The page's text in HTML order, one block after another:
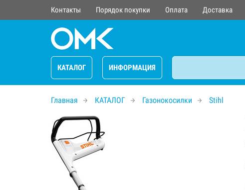
Контакты Порядок покупки Оплата Доставка
КАТАЛОГ ИНФОРМАЦИЯ
Главная КАТАЛОГ Газонокосилки Stihl